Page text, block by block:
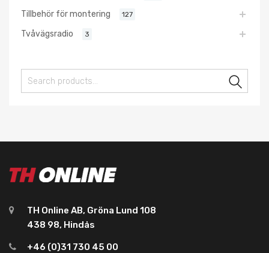
Tillbehör för montering 127
Tvåvägsradio 3
TH Online AB, Gröna Lund 108
438 98, Hindås
+46 (0)31 730 45 00